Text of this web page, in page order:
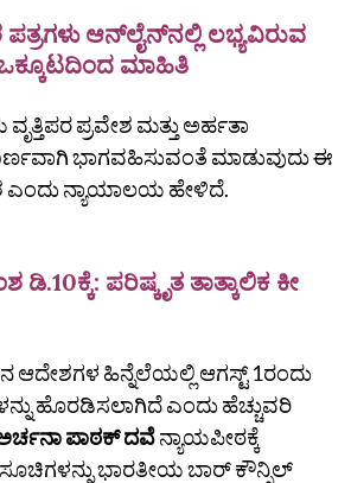
ಆನ್‌ಲೈನ್‌ನಲ್ಲಿ ಲಭ್ಯವಿರುವ
ಮಾಹಿತಿ
ವೃತ್ತಿಪರ ಪ್ರವೇಶ ಮತ್ತು ಅರ್ಹತಾ
ಭಾಗವಹಿಸುವಂತೆ ಮಾಡುವುದು ಈ
ಎಂದು ನ್ಯಾಯಾಲಯ ಹೇಳಿದೆ.
ಪರಿಷ್ಕೃತ ತಾತ್ಕಾಲಿಕ ಕೀ
ಹಿನ್ನೆಲೆಯಲ್ಲಿ ಆಗಸ್ಟ್ 1ರಂದು
ಹೊರಡಿಸಲಾಗಿದೆ ಎಂದು ಹೆಚ್ಚುವರಿ
ಪಾಠಕ್ ದವೆನ್ಯಾಯಪೀಠಕ್ಕೆ
ಭಾರತೀಯ ಬಾರ್ ಕೌನ್ಸಿಲ್